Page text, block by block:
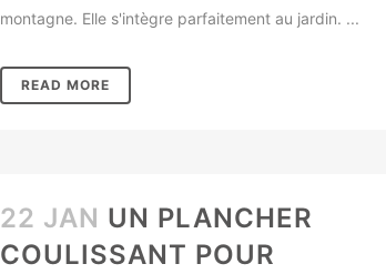
montagne. Elle s'intègre parfaitement au jardin. ...
READ MORE
22 JAN UN PLANCHER
COULISSANT POUR